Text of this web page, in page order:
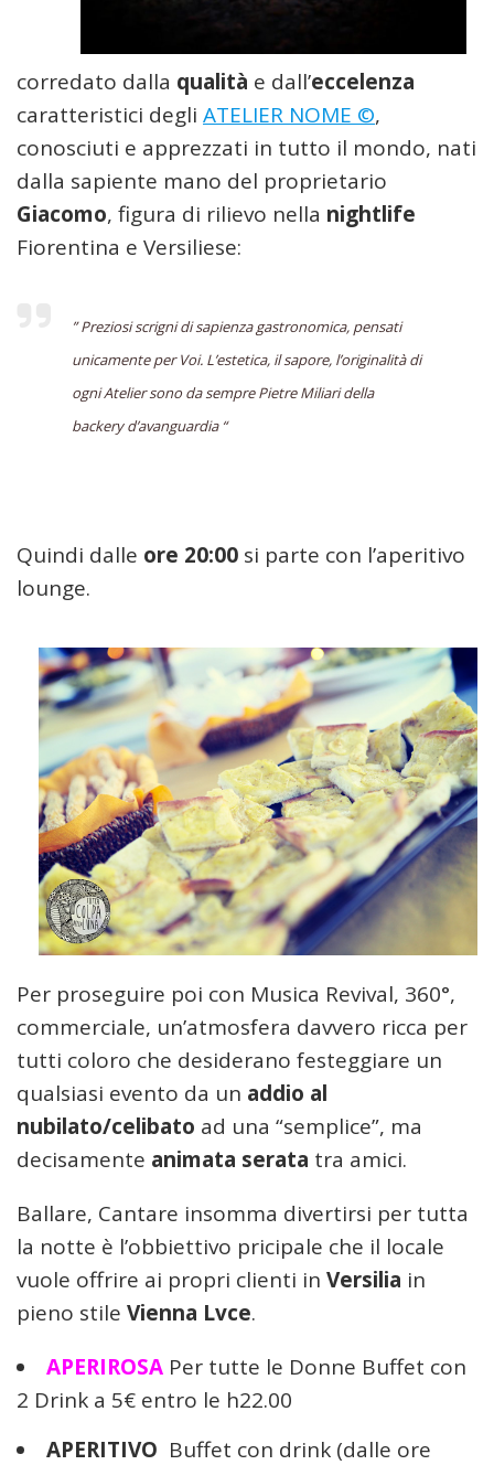
corredato dalla qualità e dall’eccelenza
caratteristici degli ATELIER NOME ©,
conosciuti e apprezzati in tutto il mondo, nati
dalla sapiente mano del proprietario
Giacomo, figura di rilievo nella nightlife
Fiorentina e Versiliese:
” Preziosi scrigni di sapienza gastronomica, pensati
unicamente per Voi. L’estetica, il sapore, l’originalità di
ogni Atelier sono da sempre Pietre Miliari della
backery d’avanguardia “
Quindi dalle ore 20:00 si parte con l’aperitivo
lounge.
Per proseguire poi con Musica Revival, 360°,
commerciale, un’atmosfera davvero ricca per
tutti coloro che desiderano festeggiare un
qualsiasi evento da un addio al
nubilato/celibato ad una “semplice”, ma
decisamente animata serata tra amici.
Ballare, Cantare insomma divertirsi per tutta
la notte è l’obbiettivo pricipale che il locale
vuole offrire ai propri clienti in Versilia in
pieno stile Vienna Lvce.
APERIROSA Per tutte le Donne Buffet con
2 Drink a 5€ entro le h22.00
APERITIVO Buffet con drink (dalle ore